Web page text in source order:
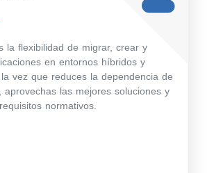
la flexibilidad de migrar, crear y
en entornos híbridos y
vez que reduces la dependencia de
aprovechas las mejores soluciones y
normativos.